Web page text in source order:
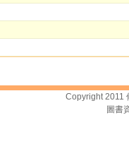
Copyright 2011
圖書